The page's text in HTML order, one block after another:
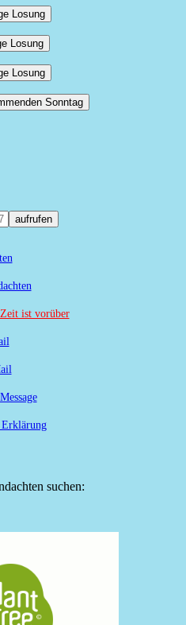
Losung
Losung
Losung
Sonntag
aufrufen
ist vorüber
suchen: